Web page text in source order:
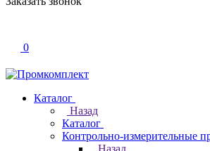
0
Каталог
Назад
Каталог
Контрольно-измерительные
Назад